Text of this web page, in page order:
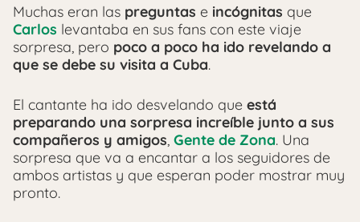
Muchas eran las preguntas e incógnitas que
Carlos levantaba en sus fans con este viaje
sorpresa, pero poco a poco ha ido revelando a
que se debe su visita a Cuba.
El cantante ha ido desvelando que está
preparando una sorpresa increíble junto a sus
compañeros y amigos, Gente de Zona. Una
sorpresa que va a encantar a los seguidores de
ambos artistas y que esperan poder mostrar muy
pronto.